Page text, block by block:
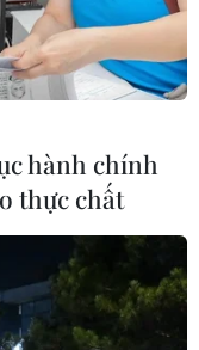
Vietnam+)
hành chính
thực chất